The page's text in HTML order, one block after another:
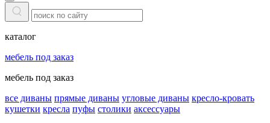
каталог
мебель под заказ
мебель под заказ
все диваны прямые диваны угловые диваны кресло-кровать
кушетки кресла пуфы столики аксессуары